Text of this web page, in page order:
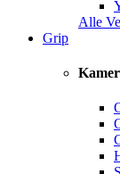
Alle
Grip